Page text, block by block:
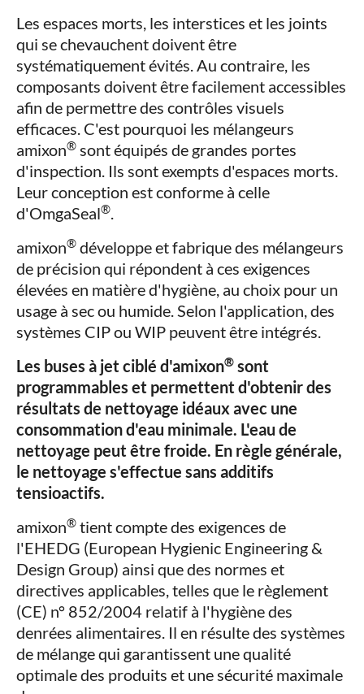
Les espaces morts, les interstices et les joints
qui se chevauchent doivent être
systématiquement évités. Au contraire, les
composants doivent être facilement accessibles
afin de permettre des contrôles visuels
efficaces. C'est pourquoi les mélangeurs
amixon® sont équipés de grandes portes
d'inspection. Ils sont exempts d'espaces morts.
Leur conception est conforme à celle
d'OmgaSeal®.
amixon® développe et fabrique des mélangeurs
de précision qui répondent à ces exigences
élevées en matière d'hygiène, au choix pour un
usage à sec ou humide. Selon l'application, des
systèmes CIP ou WIP peuvent être intégrés.
Les buses à jet ciblé d'amixon® sont
programmables et permettent d'obtenir des
résultats de nettoyage idéaux avec une
consommation d'eau minimale. L'eau de
nettoyage peut être froide. En règle générale,
le nettoyage s'effectue sans additifs
tensioactifs.
amixon® tient compte des exigences de
l'EHEDG (European Hygienic Engineering &
Design Group) ainsi que des normes et
directives applicables, telles que le règlement
(CE) n° 852/2004 relatif à l'hygiène des
denrées alimentaires. Il en résulte des systèmes
de mélange qui garantissent une qualité
optimale des produits et une sécurité maximale